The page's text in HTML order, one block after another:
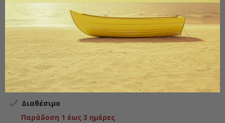
*Επικοινωνήστε μαζί μας για τη διαθεσιμότητα του
προϊόντος.
Ποσότητα
ΑΓΟΡΆ
 Διαθέσιμο
Παράδοση 1 έως 3 ημέρες